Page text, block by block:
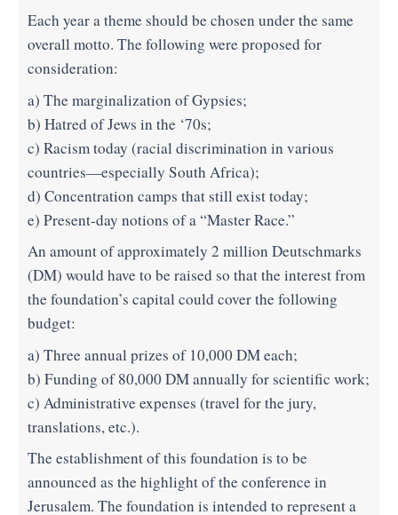
Each year a theme should be chosen under the same
overall motto. The following were proposed for
consideration:
a) The marginalization of Gypsies;
b) Hatred of Jews in the ‘70s;
c) Racism today (racial discrimination in various
countries—especially South Africa);
d) Concentration camps that still exist today;
e) Present-day notions of a “Master Race.”
An amount of approximately 2 million Deutschmarks
(DM) would have to be raised so that the interest from
the foundation’s capital could cover the following
budget:
a) Three annual prizes of 10,000 DM each;
b) Funding of 80,000 DM annually for scientific work;
c) Administrative expenses (travel for the jury,
translations, etc.).
The establishment of this foundation is to be
announced as the highlight of the conference in
Jerusalem. The foundation is intended to represent a